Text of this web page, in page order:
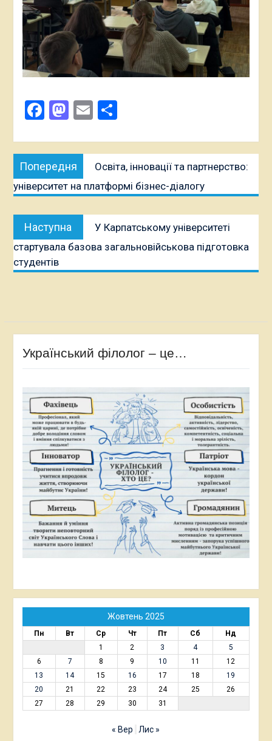
Facebook
Mastodon
Email
Навігація
записів
Попередня
публікація:
Освіта, інновації та партнерство:
університет на платформі бізнес-діалогу
Наступна
публікація:
У Карпатському університеті
стартувала базова загальновійськова підготовка
студентів
Український філолог – це…
Жовтень 2025
Пн Вт Ср Чт Пт Сб
Нд
1
2 3 4
5
6
7 8 9 10 11
12
13
14 15 16 17 18
19
20
21 22 23 24 25
26
27
28 29 30 31
« Вер Лис »